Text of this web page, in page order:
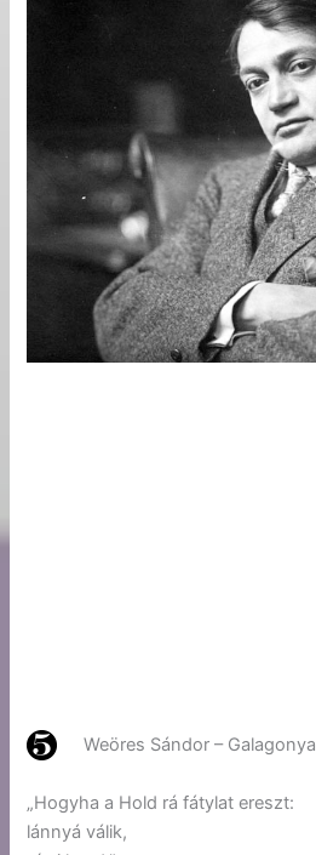
Weöres Sándor – Galagonya
„Hogyha a Hold rá fátylat ereszt:
lánnyá válik,